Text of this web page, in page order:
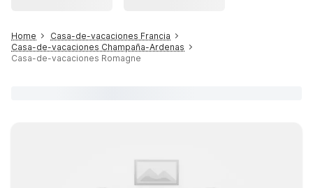
Home
Casa-de-vacaciones Francia
Casa-de-vacaciones Champaña-Ardenas
Casa-de-vacaciones Romagne